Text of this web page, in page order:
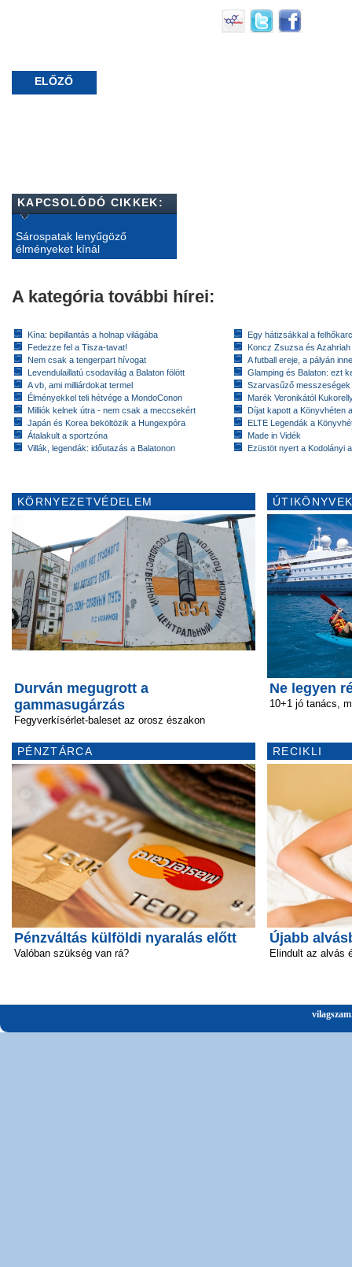
ELŐZŐ
KAPCSOLÓDÓ CIKKEK:
Sárospatak lenyűgöző
élményeket kínál
A kategória további hírei:
Kína: bepillantás a holnap világába
Fedezze fel a Tisza-tavat!
Nem csak a tengerpart hívogat
Levendulaillatú csodavilág a Balaton fölött
A vb, ami milliárdokat termel
Élményekkel teli hétvége a MondoConon
Milliók kelnek útra - nem csak a meccsekért
Japán és Korea beköltözik a Hungexpóra
Átalakult a sportzóna
Villák, legendák: időutazás a Balatonon
Egy hátizsákkal a
Koncz Zsuzsa és
A futball ereje, a pályán
Glamping és Balaton: ezt
Szarvasűző messzeségek
Marék Veronikától
Díjat kapott a Könyvhéten
ELTE Legendák a
Made in Vidék
Ezüstöt nyert a Kodolányi
KÖRNYEZETVÉDELEM
Durván megugrott a
gammasugárzás
Fegyverkísérlet-baleset az orosz északon
PÉNZTÁRCA
Pénzváltás külföldi nyaralás előtt
Valóban szükség van rá?
Ne legyen
10+1 jó tanács,
RECIKLI
Újabb
Elindult az alvás